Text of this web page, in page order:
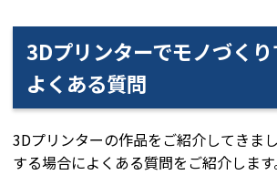
3Dプリンターでモノづく
よくある質問
3Dプリンターの作品をご紹介してきま
する場合によくある質問をご紹介します